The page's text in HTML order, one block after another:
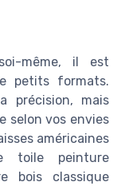
même, il est
petits formats.
précision, mais
selon vos envies
américaines
toile peinture
bois classique